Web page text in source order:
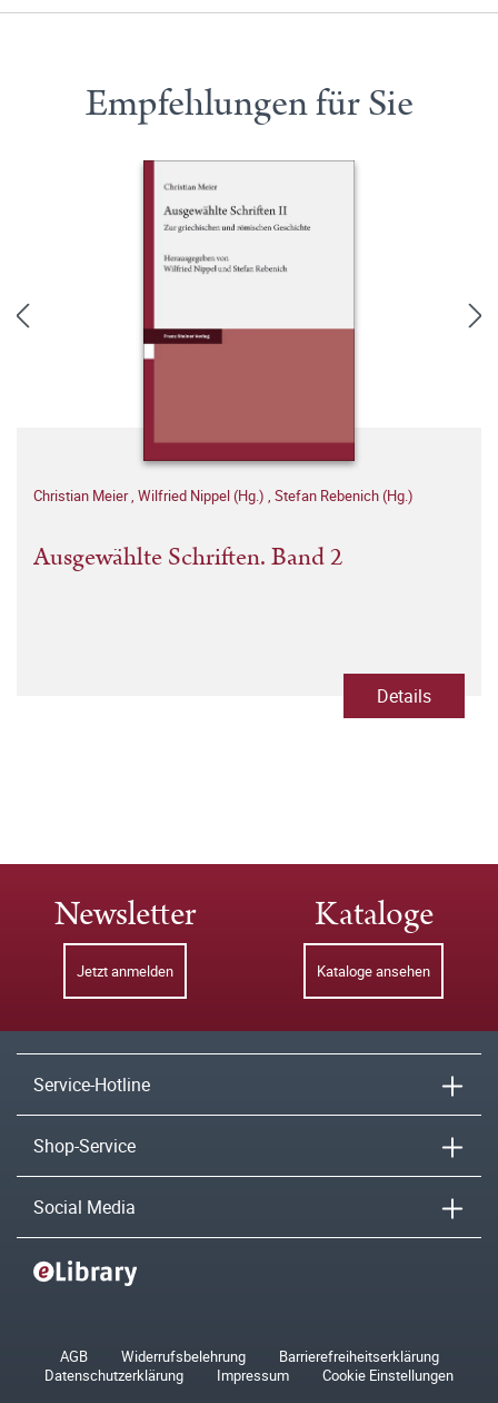
Empfehlungen für Sie
Christian Meier, Wilfried Nippel (Hg.) , Stefan Rebenich (Hg.)
Ausgewählte Schriften. Band 2
Details
Newsletter
Jetzt anmelden
Kataloge
Kataloge ansehen
Service-Hotline
Shop-Service
Social Media
AGB Widerrufsbelehrung
Barrierefreiheitserklärung
Datenschutzerklärung
Impressum Cookie Einstellungen